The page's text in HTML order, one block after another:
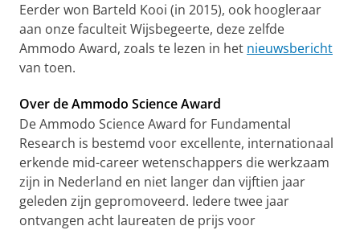
Eerder won Barteld Kooi (in 2015), ook hoogleraar
aan onze faculteit Wijsbegeerte, deze zelfde
Ammodo Award, zoals te lezen in het nieuwsbericht
van toen.
Over de Ammodo Science Award
De Ammodo Science Award for Fundamental
Research is bestemd voor excellente, internationaal
erkende mid-career wetenschappers die werkzaam
zijn in Nederland en niet langer dan vijftien jaar
geleden zijn gepromoveerd. Iedere twee jaar
ontvangen acht laureaten de prijs voor